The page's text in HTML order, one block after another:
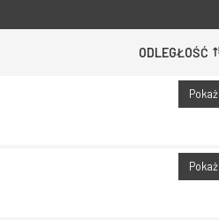
ODLEGŁOŚĆ
Pokaż
Pokaż